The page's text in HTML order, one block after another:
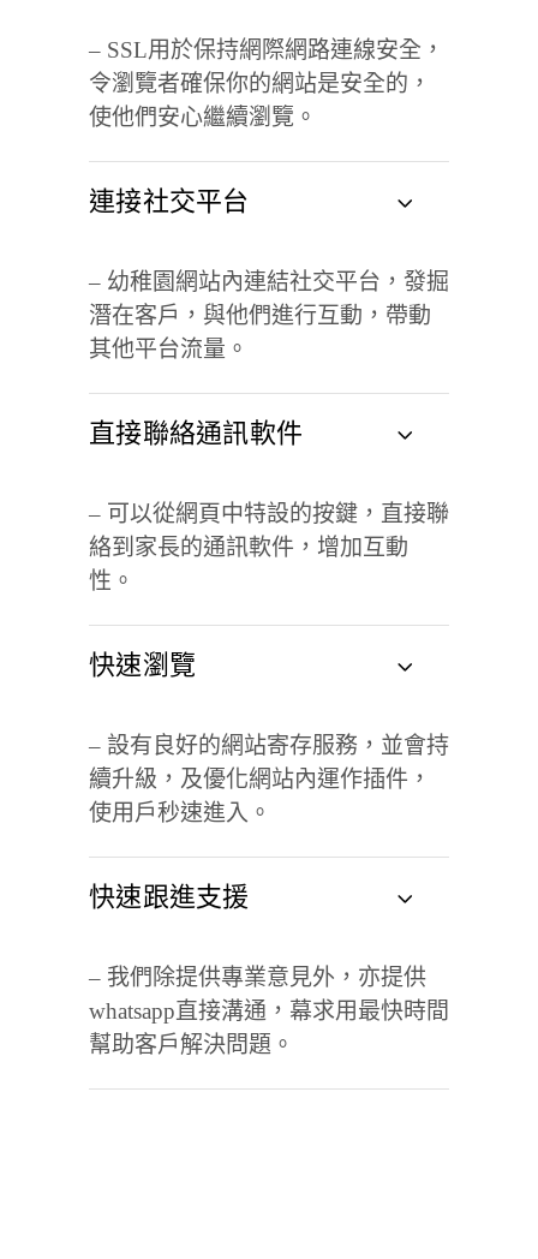
– SSL用於保持網際網路連線安全，
令瀏覽者確保你的網站是安全的，
使他們安心繼續瀏覽。
連接社交平台
– 幼稚園網站內連結社交平台，發掘
潛在客戶，與他們進行互動，帶動
其他平台流量。
直接聯絡通訊軟件
– 可以從網頁中特設的按鍵，直接聯
絡到家長的通訊軟件，增加互動
性。
快速瀏覽
– 設有良好的網站寄存服務，並會持
續升級，及優化網站內運作插件，
使用戶秒速進入。
快速跟進支援
– 我們除提供專業意見外，亦提供
whatsapp直接溝通，幕求用最快時間
幫助客戶解決問題。